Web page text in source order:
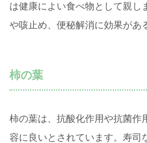
は健康によい食べ物として親し
や咳止め、便秘解消に効果があ
柿の葉
柿の葉は、抗酸化作用や抗菌作
容に良いとされています。寿司